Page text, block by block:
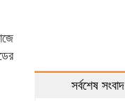
সর্বশেষ সংবাদ